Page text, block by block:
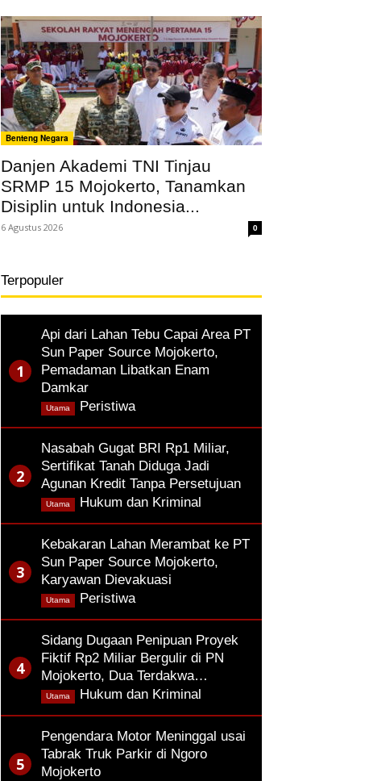
Benteng Negara
Danjen Akademi TNI Tinjau
SRMP 15 Mojokerto, Tanamkan
Disiplin untuk Indonesia...
6 Agustus 2026 0
Terpopuler
Api dari Lahan Tebu Capai Area PT
Sun Paper Source Mojokerto,
Pemadaman Libatkan Enam
Damkar
Peristiwa,
Utama
Nasabah Gugat BRI Rp1 Miliar,
Sertifikat Tanah Diduga Jadi
Agunan Kredit Tanpa Persetujuan
Hukum dan Kriminal
Utama
Kebakaran Lahan Merambat ke PT
Sun Paper Source Mojokerto,
Karyawan Dievakuasi
Peristiwa,
Utama
Sidang Dugaan Penipuan Proyek
Fiktif Rp2 Miliar Bergulir di PN
Mojokerto, Dua Terdakwa…
Hukum dan Kriminal
Utama
Pengendara Motor Meninggal usai
Tabrak Truk Parkir di Ngoro
Mojokerto